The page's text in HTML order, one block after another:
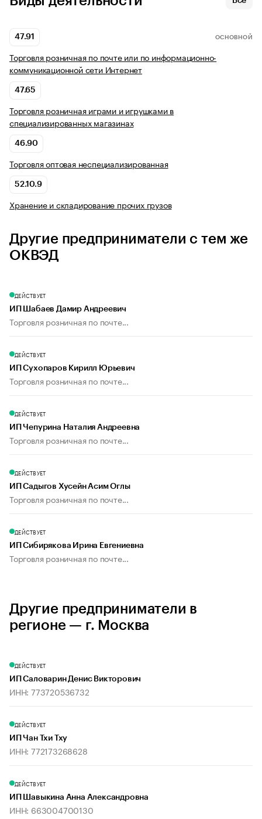
47.91 ОСНОВНОЙ
Торговля розничная по почте или по информационно-
коммуникационной сети Интернет
47.65
Торговля розничная играми и игрушками в
специализированных магазинах
46.90
Торговля оптовая неспециализированная
52.10.9
Хранение и складирование прочих грузов
Другие предприниматели с тем же
ОКВЭД
ДЕЙСТВУЕТ
ИП Шабаев Дамир Андреевич
Торговля розничная по почте...
ДЕЙСТВУЕТ
ИП Сухопаров Кирилл Юрьевич
Торговля розничная по почте...
ДЕЙСТВУЕТ
ИП Чепурина Наталия Андреевна
Торговля розничная по почте...
ДЕЙСТВУЕТ
ИП Садыгов Хусейн Асим Оглы
Торговля розничная по почте...
ДЕЙСТВУЕТ
ИП Сибирякова Ирина Евгениевна
Торговля розничная по почте...
Другие предприниматели в
регионе — г. Москва
ДЕЙСТВУЕТ
ИП Саловарин Денис Викторович
ИНН: 773720536732
ДЕЙСТВУЕТ
ИП Чан Тхи Тху
ИНН: 772173268628
ДЕЙСТВУЕТ
ИП Шавыкина Анна Александровна
ИНН: 663004700130